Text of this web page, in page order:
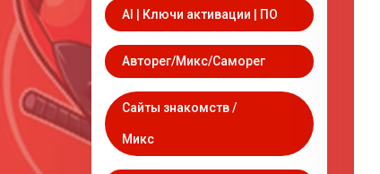
AI | Ключи активации | ПО
Авторег/Микс/Саморег
Сайты знакомств /
Микс